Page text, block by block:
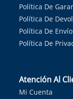
Política De
Política De
Política De
Política De
Atención Al
Mi Cuenta